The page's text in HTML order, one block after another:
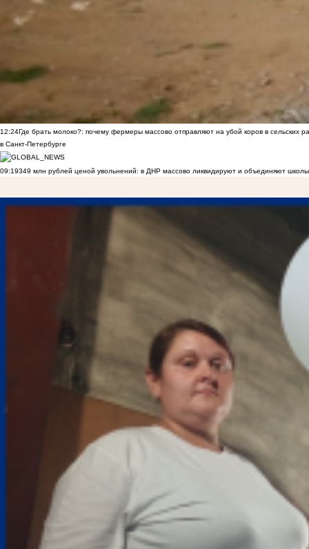
12:24Где брать молоко?: почему фермеры массово отправляют на убой коров в сельских
в Санкт-Петербурге
09:19349 млн рублей ценой увольнений: в ДНР массово ликвидируют и объединяют